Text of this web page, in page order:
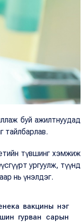
буй ажилтнуудад
тайлбарлав.
түвшинг хэмжиж
ургуулж, түүнд
нь үнэлдэг.
вакцины нэг
гурван сарын